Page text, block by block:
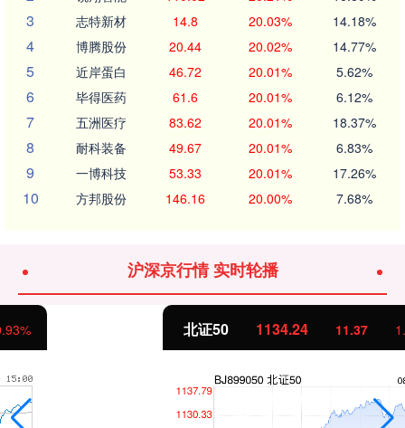
3 志特新材 14.8 20.03% 14.18%
4 博腾股份 20.44 20.02% 14.77%
5 近岸蛋白 46.72 20.01% 5.62%
6 毕得医药 61.6 20.01% 6.12%
7 五洲医疗 83.62 20.01% 18.37%
8 耐科装备 49.67 20.01% 6.83%
9 一博科技 53.33 20.01% 17.26%
10 方邦股份 146.16 20.00% 7.68%
沪深京行情 实时轮播
1134.24 11.37 1.01%